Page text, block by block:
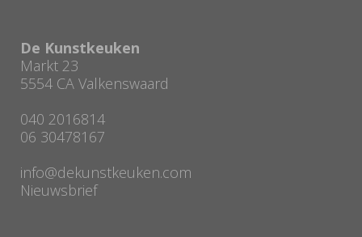
De Kunstkeuken
Markt 23
5554 CA Valkenswaard
040 2016814
06 30478167
info@dekunstkeuken.com
Nieuwsbrief